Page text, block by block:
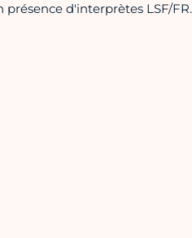
d'interprètes LSF/FR.